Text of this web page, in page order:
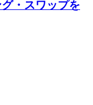
・スワップを